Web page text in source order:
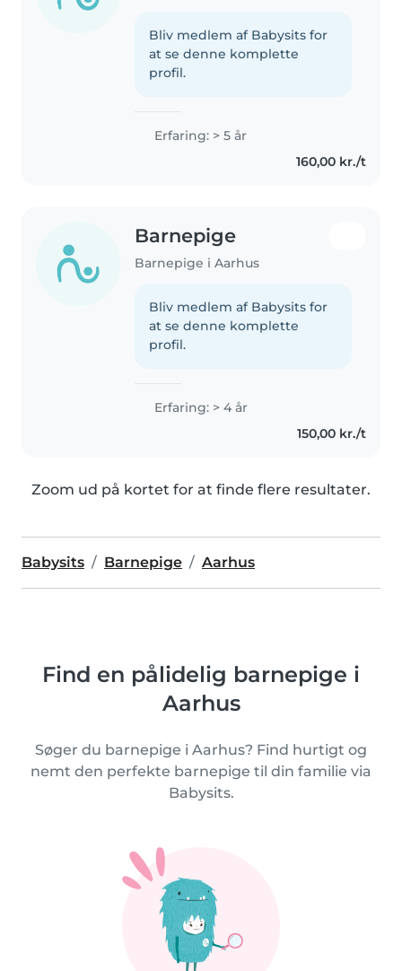
Bliv medlem af Babysits for
at se denne komplette
profil.
Erfaring: > 5 år
160,00 kr./t
Barnepige
Barnepige i Aarhus
Bliv medlem af Babysits for
at se denne komplette
profil.
Erfaring: > 4 år
150,00 kr./t
Zoom ud på kortet for at finde flere resultater.
Babysits Barnepige Aarhus
Find en pålidelig barnepige i
Aarhus
Søger du barnepige i Aarhus? Find hurtigt og
nemt den perfekte barnepige til din familie via
Babysits.